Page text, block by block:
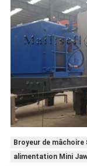
Broyeur de mâchoire
alimentation Mini